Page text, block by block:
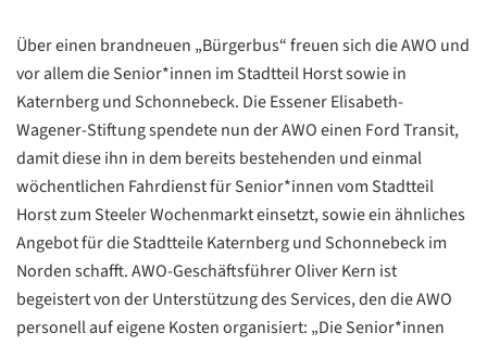
Über einen brandneuen „Bürgerbus“ freuen sich die AWO und
vor allem die Senior*innen im Stadtteil Horst sowie in
Katernberg und Schonnebeck. Die Essener Elisabeth-
Wagener-Stiftung spendete nun der AWO einen Ford Transit,
damit diese ihn in dem bereits bestehenden und einmal
wöchentlichen Fahrdienst für Senior*innen vom Stadtteil
Horst zum Steeler Wochenmarkt einsetzt, sowie ein ähnliches
Angebot für die Stadtteile Katernberg und Schonnebeck im
Norden schafft. AWO-Geschäftsführer Oliver Kern ist
begeistert von der Unterstützung des Services, den die AWO
personell auf eigene Kosten organisiert: „Die Senior*innen